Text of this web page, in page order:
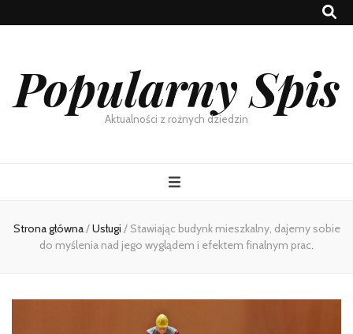
Popularny Spis
Aktualności z rożnych dziedzin
Strona główna/Usługi / Stawiając budynk mieszkalny, dajemy sobie
do myślenia nad jego wyglądem i efektem finalnym prac.